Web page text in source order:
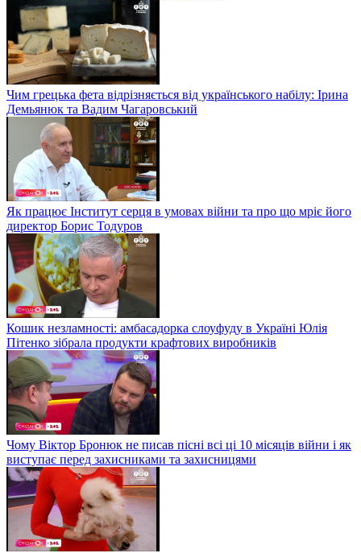
Чим грецька фета відрізняється від українського набілу: Ірина
Демьянюк та Вадим Чагаровський
Як працює Інститут серця в умовах війни та про що мріє його
директор Борис Тодуров
Кошик незламності: амбасадорка слоуфуду в Україні Юлія
Пітенко зібрала продукти крафтових виробників
Чому Віктор Бронюк не писав пісні всі ці 10 місяців війни і як
виступає перед захисниками та захисницями